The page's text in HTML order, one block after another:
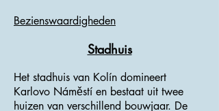
Bezienswaardigheden
Stadhuis
Het stadhuis van Kolín domineert
Karlovo Náměstí en bestaat uit twee
huizen van verschillend bouwjaar. De